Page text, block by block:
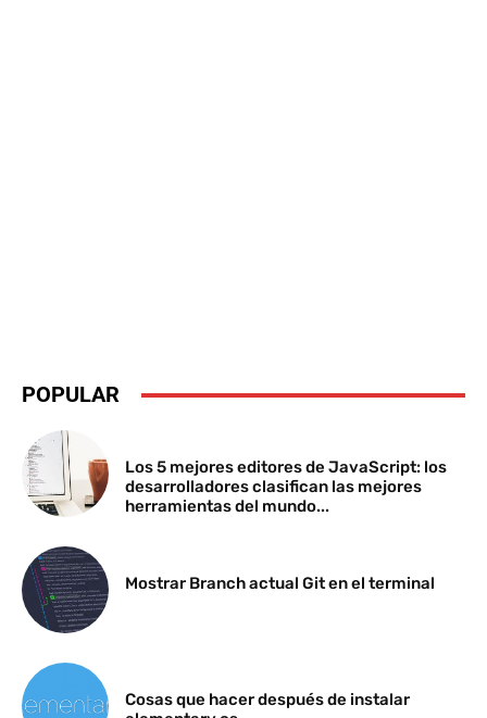
POPULAR
Los 5 mejores editores de JavaScript: los
desarrolladores clasifican las mejores
herramientas del mundo...
Mostrar Branch actual Git en el terminal
Cosas que hacer después de instalar